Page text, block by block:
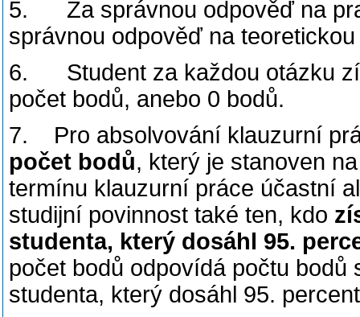
5. Za správnou odpověď na
správnou odpověď na
6. Student za každou otázku
počet bodů, anebo 0 bodů.
7. Pro absolvování klauzurní
počet bodů, který je stanoven
termínu klauzurní práce účastní
studijní povinnost také ten, kdo
studenta, který dosáhl 95.
počet bodů odpovídá počtu
studenta, který dosáhl 95.